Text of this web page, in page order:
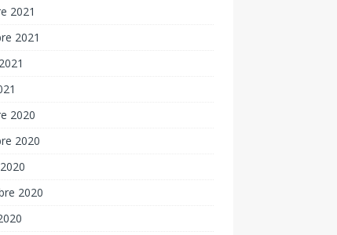
2021
2021
2020
2020
2020